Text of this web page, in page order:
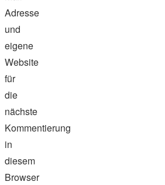
Adresse
und
eigene
Website
für
die
nächste
Kommentierung
in
diesem
Browser